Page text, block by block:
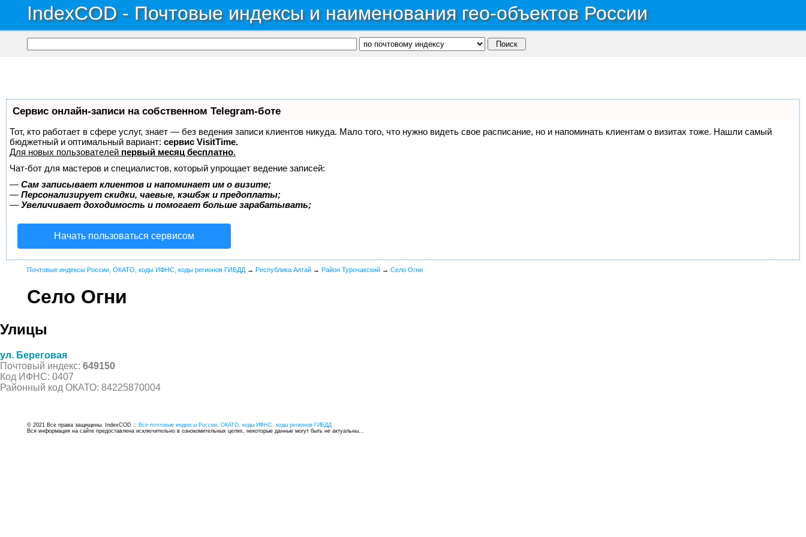
IndexCOD - Почтовые индексы и наименования гео-объектов России
Сервис онлайн-записи на собственном Telegram-боте
Тот, кто работает в сфере услуг, знает — без ведения записи клиентов никуда. Мало того, что нужно видеть свое расписание, но и напоминать клиентам о визитах тоже. Нашли самый
бюджетный и оптимальный вариант: сервис VisitTime.
Для новых пользователей первый месяц бесплатно.
Чат-бот для мастеров и специалистов, который упрощает ведение записей:
— Сам записывает клиентов и напоминает им о визите;
— Персонализирует скидки, чаевые, кэшбэк и предоплаты;
— Увеличивает доходимость и помогает больше зарабатывать;
Начать пользоваться сервисом
Почтовые индексы России, ОКАТО, коды ИФНС, коды регионов ГИБДД → Республика Алтай → Район Турочакский → Село Огни
Село Огни
Улицы
ул. Береговая
Почтовый индекс: 649150
Код ИФНС: 0407
Районный код ОКАТО: 84225870004
© 2021 Все права защищены. IndexCOD :: Все почтовые индексы России, ОКАТО, коды ИФНС, коды регионов ГИБДД
Вся информация на сайте предоставлена исключительно в ознокомительных целях, некоторые данные могут быть не актуальны...